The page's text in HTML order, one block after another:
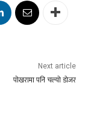
Next article
पोखरामा पनि चल्यो डोजर